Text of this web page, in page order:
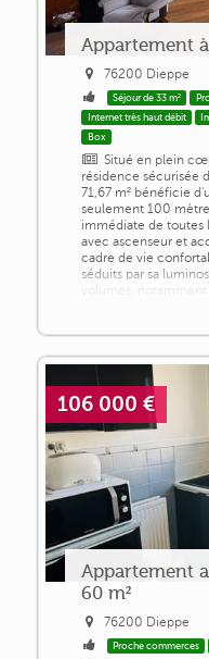
Appartement
76200 Dieppe
Séjour de 33 m²
Internet très haut débit
Box
Situé en plein
résidence sécurisée
71,67 m² bénéficie
seulement 100
immédiate de toutes
avec ascenseur et
cadre de vie
séduits par sa
volumes, notamment
106 000 €
Appartement
60 m²
76200 Dieppe
Proche commerces